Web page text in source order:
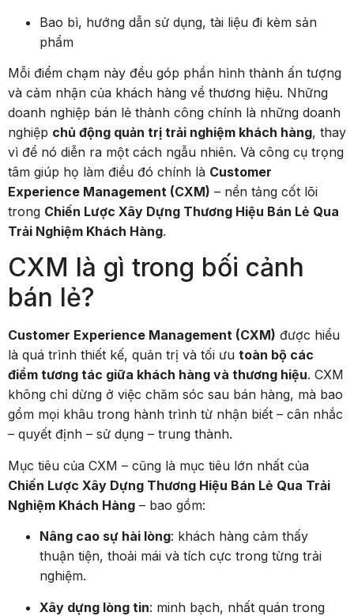
Bao bì, hướng dẫn sử dụng, tài liệu đi kèm sản
phẩm
Mỗi điểm chạm này đều góp phần hình thành ấn tượng
và cảm nhận của khách hàng về thương hiệu. Những
doanh nghiệp bán lẻ thành công chính là những doanh
nghiệp chủ động quản trị trải nghiệm khách hàng, thay
vì để nó diễn ra một cách ngẫu nhiên. Và công cụ trọng
tâm giúp họ làm điều đó chính là Customer
Experience Management (CXM) – nền tảng cốt lõi
trong Chiến Lược Xây Dựng Thương Hiệu Bán Lẻ Qua
Trải Nghiệm Khách Hàng.
CXM là gì trong bối cảnh
bán lẻ?
Customer Experience Management (CXM) được hiểu
là quá trình thiết kế, quản trị và tối ưu toàn bộ các
điểm tương tác giữa khách hàng và thương hiệu. CXM
không chỉ dừng ở việc chăm sóc sau bán hàng, mà bao
gồm mọi khâu trong hành trình từ nhận biết – cân nhắc
– quyết định – sử dụng – trung thành.
Mục tiêu của CXM – cũng là mục tiêu lớn nhất của
Chiến Lược Xây Dựng Thương Hiệu Bán Lẻ Qua Trải
Nghiệm Khách Hàng – bao gồm:
Nâng cao sự hài lòng: khách hàng cảm thấy
thuận tiện, thoải mái và tích cực trong từng trải
nghiệm.
Xây dựng lòng tin: minh bạch, nhất quán trong